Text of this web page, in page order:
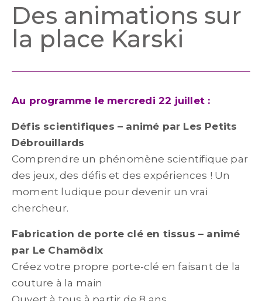
Des animations sur
la place Karski
Au programme le mercredi 22 juillet :
Défis scientifiques – animé par Les Petits
Débrouillards
Comprendre un phénomène scientifique par
des jeux, des défis et des expériences ! Un
moment ludique pour devenir un vrai
chercheur.
Fabrication de porte clé en tissus – animé
par Le Chamôdix
Créez votre propre porte-clé en faisant de la
couture à la main